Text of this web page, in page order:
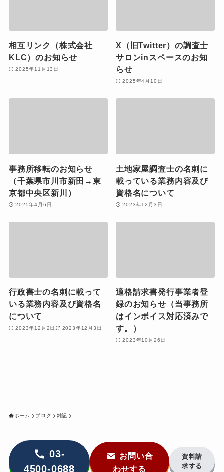
相互リンク（株式会社
KLC）のお知らせ
2025年11月13日
X（旧Twitter）の調査士
サロンinスペースのお知
らせ
2025年4月10日
事務所移転のお知らせ
（千葉県市川市新田→東
京都中央区新川）
2025年4月6日
土地家屋調査士の名刺に
載っている業務内容及び
資格名について
2023年12月3日
行政書士の名刺に載って
いる業務内容及び資格名
について
2023年12月2日 2023年12月3日
適格請求書発行事業者登
録のお知らせ（当事務所
はインボイス対応済みで
す。）
2023年10月26日
ホーム ブログ 雑記
03-
4500-0688
お問い合
わせする
資料請
求する